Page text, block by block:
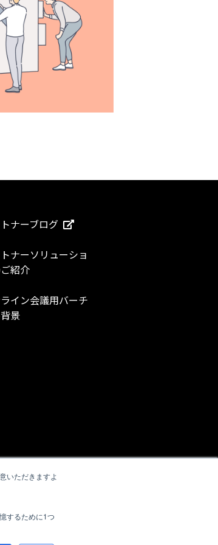
いただきますよ
するために1つ
ナーブログ
ナーソリューショ
紹介
イン会議用バーチ
景